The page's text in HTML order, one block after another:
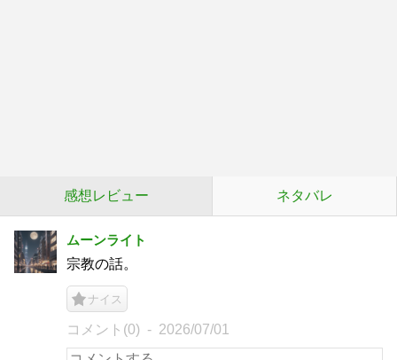
感想レビュー ネタバレ
ムーンライト
宗教の話。
ナイス
コメント(0) 2026/07/01